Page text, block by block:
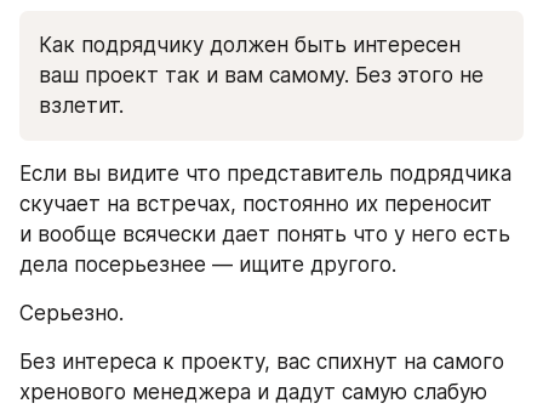
Как подрядчику должен быть интересен
ваш проект так и вам самому. Без этого не
взлетит.
Если вы видите что представитель подрядчика
скучает на встречах, постоянно их переносит
и вообще всячески дает понять что у него есть
дела посерьезнее — ищите другого.
Серьезно.
Без интереса к проекту, вас спихнут на самого
хренового менеджера и дадут самую слабую